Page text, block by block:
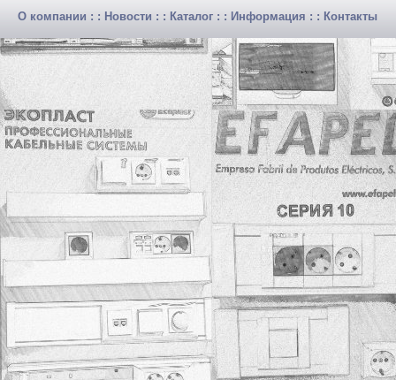
О компании : : Новости : : Каталог : : Информация : : Контакты